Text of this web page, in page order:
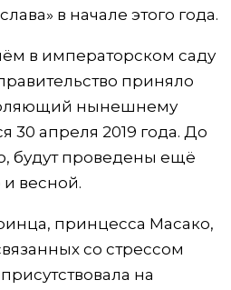
в начале этого года.
в императорском саду
приняло
нынешнему
30 апреля 2019 года. До
будут проведены ещё
весной.
принцесса Масако,
со стрессом
на